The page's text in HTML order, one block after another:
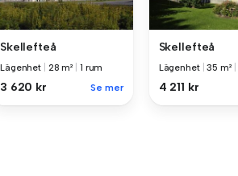
Skellefteå
Lägenhet 28 m² 1 rum
3 620 kr Se mer
Skellefteå
Lägenhet |35 m²
4 211 kr